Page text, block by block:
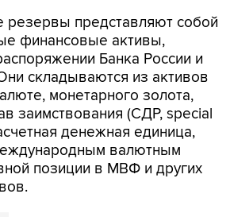
представляют собой
финансовые активы,
Банка России и
складываются из активов
монетарного золота,
заимствования (СДР, special
денежная единица,
валютным
позиции в МВФ и других